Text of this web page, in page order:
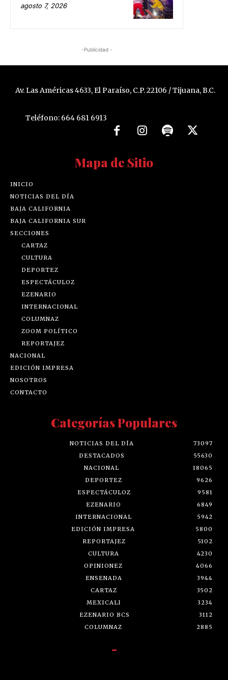
agosto 7, 2026
-Publicidad -
Av. Las Américas 4633, El Paraíso, C.P. 22106 / Tijuana, B.C.
Teléfono: 664 681 6913
Mapa de Sitio
INICIO
NOTICIAS DEL DÍA
BAJA CALIFORNIA
BAJA CALIFORNIA SUR
SECCIONES
CARTAZ
CULTURA
DEPORTEZ
ESPECTÁCULOZ
EZENARIO
INTERNACIONAL
COLUMNAZ
ZOOM POLÍTICO
REPORTAJEZ
NACIONAL
EDICIÓN IMPRESA
NOSOTROS
CONTACTO
Categorías Populares
NOTICIAS DEL DÍA
73097
DESTACADOS
55630
NACIONAL
18065
DEPORTEZ
9626
ESPECTÁCULOZ
9581
EZENARIO
6849
INTERNACIONAL
5942
EDICIÓN IMPRESA
5800
REPORTAJEZ
5102
CULTURA
4230
OPINIONEZ
4066
ENSENADA
3944
CARTAZ
3502
MEXICALI
3234
EZENARIO BCS
3112
COLUMNAZ
2885
-